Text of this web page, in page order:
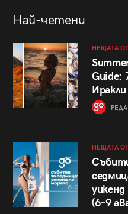
Най-четени
НЕЩАТА
Guide:
Иракли
НЕЩАТА
(6–9